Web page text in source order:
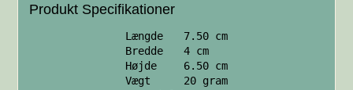
Produkt Specifikationer
Længde
7.50 cm
Bredde
4 cm
Højde
6.50 cm
Vægt
20 gram